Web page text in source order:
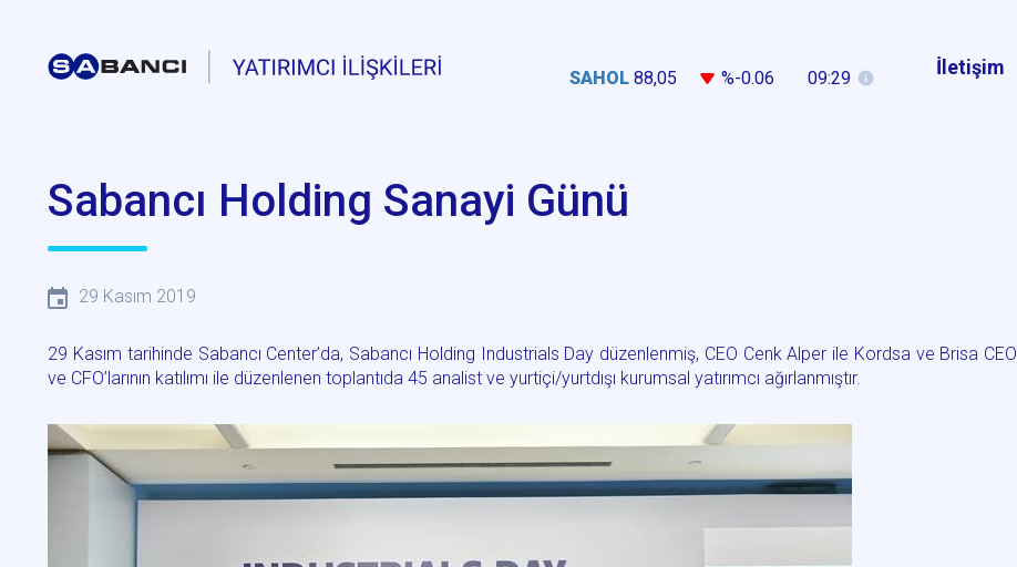
SAHOL 88,05 %-0.06 09:29 İletişim
Sabancı Holding Sanayi Günü
29 Kasım 2019
29 Kasım tarihinde Sabancı Center’da, Sabancı Holding Industrials Day düzenlenmiş, CEO Cenk Alper ile Kordsa ve Brisa CEO
ve CFO’larının katılımı ile düzenlenen toplantıda 45 analist ve yurtiçi/yurtdışı kurumsal yatırımcı ağırlanmıştır.